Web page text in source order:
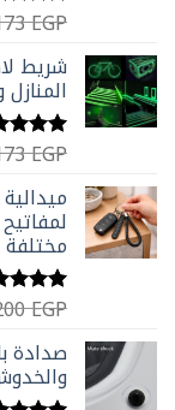
تم
EGP
شريط
تم
EGP
مختلفة
تم
EGP
صدادة
والخدوش